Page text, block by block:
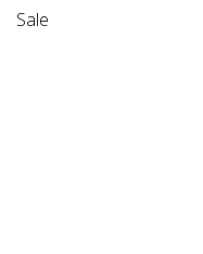
Sale